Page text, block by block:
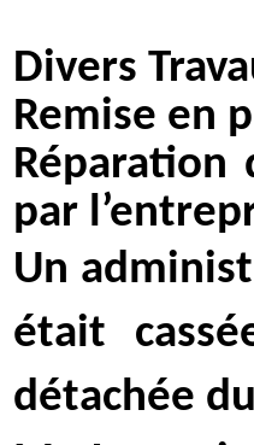
Divers
Remise en
Réparation
par
Un
était
détachée